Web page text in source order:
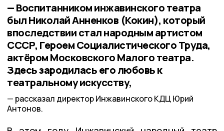
— Воспитанником инжавинского театра
был Николай Анненков (Кокин), который
впоследствии стал народным артистом
СССР, Героем Социалистического Труда,
актёром Московского Малого театра.
Здесь зародилась его любовь к
театральному искусству,
рассказал директор Инжавинского КДЦ Юрий
Антонов.